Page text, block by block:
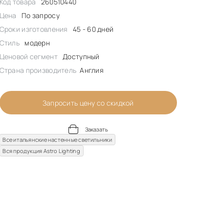
По запросу
изготовления
45 - 60 дней
модерн
сегмент Доступный
производитель Англия
Запросить цену со скидкой
Заказать
Все итальянские настенные светильники
Вся продукция Astro Lighting